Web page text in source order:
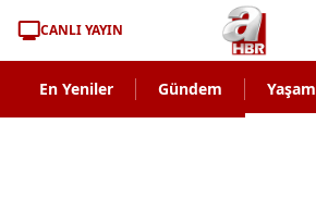
CANLI YAYIN
En Yeniler Gündem Yaşam